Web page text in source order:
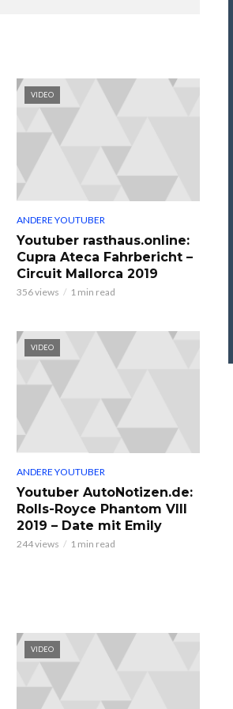
VIDEO
ANDERE YOUTUBER
Youtuber rasthaus.online:
Cupra Ateca Fahrbericht –
Circuit Mallorca 2019
356 views 1 min read
VIDEO
ANDERE YOUTUBER
Youtuber AutoNotizen.de:
Rolls-Royce Phantom VIII
2019 – Date mit Emily
244 views 1 min read
VIDEO